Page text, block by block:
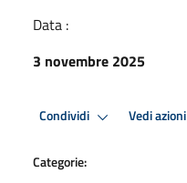
Data :
3 novembre 2025
Condividi Vedi azioni
Categorie: